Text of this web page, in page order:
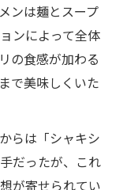
ンは麺とスープ
ンによって全体
の食感が加わる
で美味しくいた
らは「シャキシ
だったが、これ
が寄せられてい